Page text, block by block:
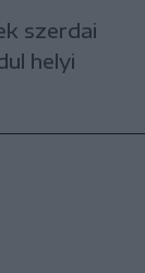
szerdai
helyi